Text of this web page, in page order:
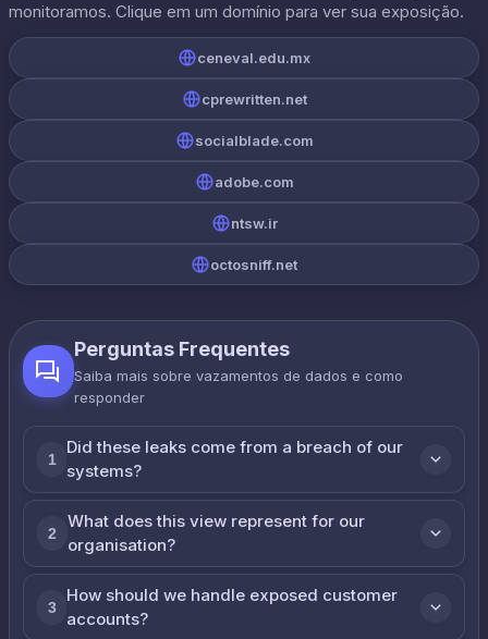
monitoramos. Clique em um domínio para ver sua exposição.
ceneval.edu.mx
cprewritten.net
socialblade.com
adobe.com
ntsw.ir
octosniff.net
Perguntas Frequentes
Saiba mais sobre vazamentos de dados e como
responder
1
Did these leaks come from a breach of our
systems?
2
What does this view represent for our
organisation?
3
How should we handle exposed customer
accounts?